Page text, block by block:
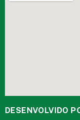
DESENVOLVIDO